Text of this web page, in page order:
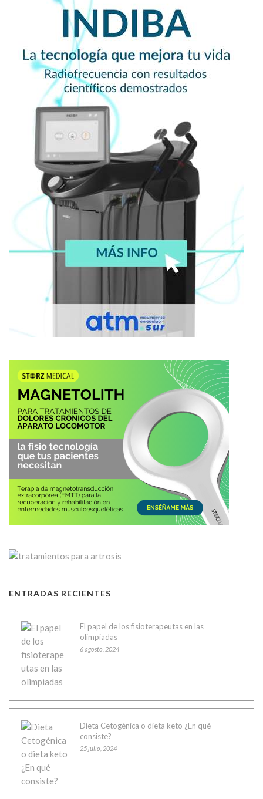
ENTRADAS RECIENTES
El papel de los fisioterapeutas en las
olimpiadas
6 agosto, 2024
Dieta Cetogénica o dieta keto ¿En qué
consiste?
25 julio, 2024